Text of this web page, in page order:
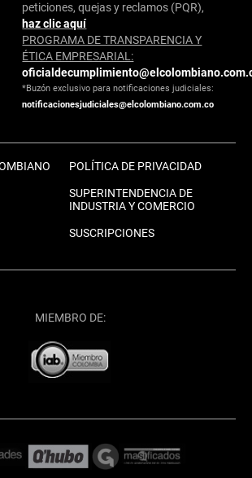
peticiones, quejas y reclamos (PQR),
haz clic aquí
PROGRAMA DE TRANSPARENCIA Y
ÉTICA EMPRESARIAL:
*Buzón exclusivo para notificaciones judiciales:
notificacionesjudiciales@elcolombiano.com.co
POLÍTICA DE PRIVACIDAD
SUPERINTENDENCIA DE
INDUSTRIA Y COMERCIO
SUSCRIPCIONES
MIEMBRO DE: